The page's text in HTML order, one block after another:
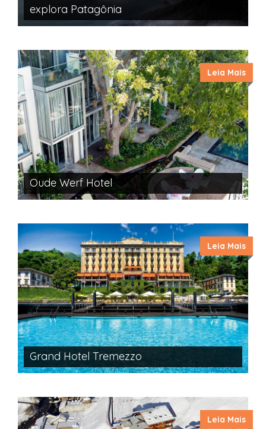
explora Patagônia
Leia Mais
Oude Werf Hotel
Leia Mais
Grand Hotel Tremezzo
Leia Mais